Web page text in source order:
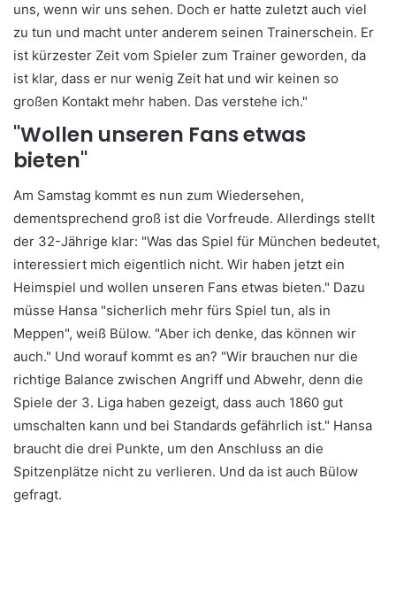
uns, wenn wir uns sehen. Doch er hatte zuletzt auch viel
zu tun und macht unter anderem seinen Trainerschein. Er
ist kürzester Zeit vom Spieler zum Trainer geworden, da
ist klar, dass er nur wenig Zeit hat und wir keinen so
großen Kontakt mehr haben. Das verstehe ich."
"Wollen unseren Fans etwas
bieten"
Am Samstag kommt es nun zum Wiedersehen,
dementsprechend groß ist die Vorfreude. Allerdings stellt
der 32-Jährige klar: "Was das Spiel für München bedeutet,
interessiert mich eigentlich nicht. Wir haben jetzt ein
Heimspiel und wollen unseren Fans etwas bieten." Dazu
müsse Hansa "sicherlich mehr fürs Spiel tun, als in
Meppen", weiß Bülow. "Aber ich denke, das können wir
auch." Und worauf kommt es an? "Wir brauchen nur die
richtige Balance zwischen Angriff und Abwehr, denn die
Spiele der 3. Liga haben gezeigt, dass auch 1860 gut
umschalten kann und bei Standards gefährlich ist." Hansa
braucht die drei Punkte, um den Anschluss an die
Spitzenplätze nicht zu verlieren. Und da ist auch Bülow
gefragt.